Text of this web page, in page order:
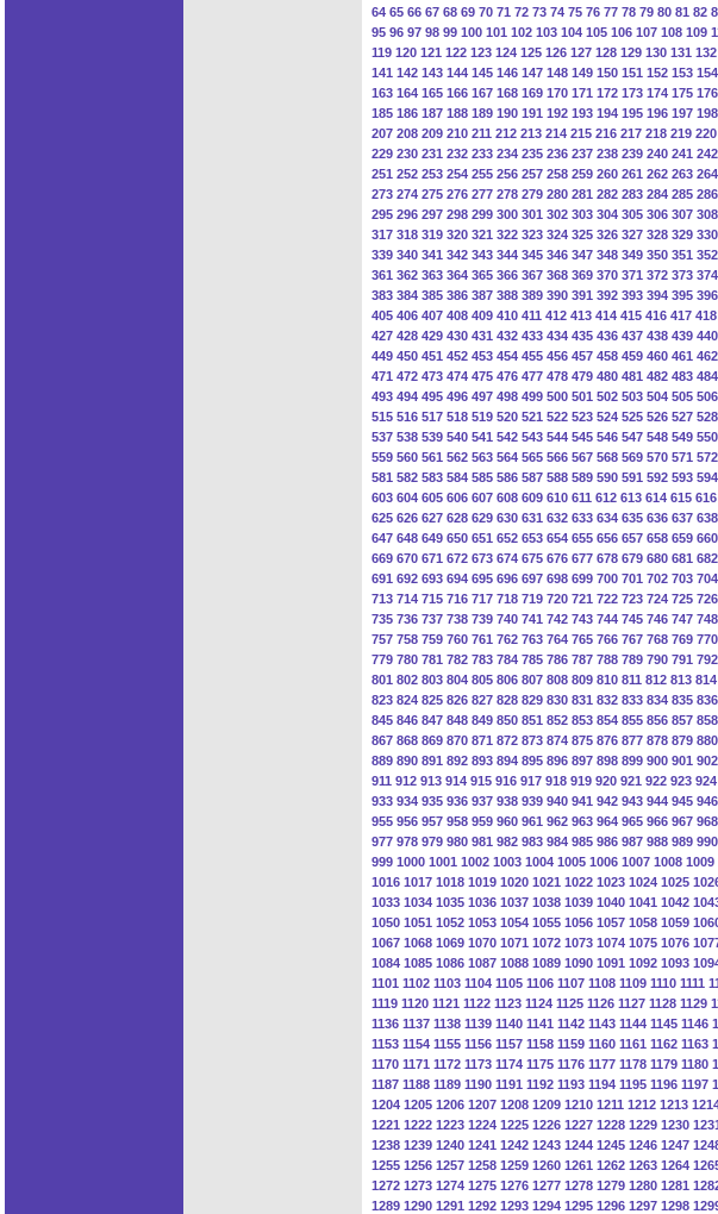
64 65 66 67 68 69 70 71 72 73 74 75 76 77 78 79 80 81 82
95 96 97 98 99 100 101 102 103 104 105 106 107 108 109
119 120 121 122 123 124 125 126 127 128 129 130 131 132
141 142 143 144 145 146 147 148 149 150 151 152 153 154
163 164 165 166 167 168 169 170 171 172 173 174 175 176
185 186 187 188 189 190 191 192 193 194 195 196 197 198
207 208 209 210 211 212 213 214 215 216 217 218 219 220
229 230 231 232 233 234 235 236 237 238 239 240 241 242
251 252 253 254 255 256 257 258 259 260 261 262 263 264
273 274 275 276 277 278 279 280 281 282 283 284 285 286
295 296 297 298 299 300 301 302 303 304 305 306 307 308
317 318 319 320 321 322 323 324 325 326 327 328 329 330
339 340 341 342 343 344 345 346 347 348 349 350 351 352
361 362 363 364 365 366 367 368 369 370 371 372 373 374
383 384 385 386 387 388 389 390 391 392 393 394 395 396
405 406 407 408 409 410 411 412 413 414 415 416 417 418
427 428 429 430 431 432 433 434 435 436 437 438 439 440
449 450 451 452 453 454 455 456 457 458 459 460 461 462
471 472 473 474 475 476 477 478 479 480 481 482 483 484
493 494 495 496 497 498 499 500 501 502 503 504 505 506
515 516 517 518 519 520 521 522 523 524 525 526 527 528
537 538 539 540 541 542 543 544 545 546 547 548 549 550
559 560 561 562 563 564 565 566 567 568 569 570 571 572
581 582 583 584 585 586 587 588 589 590 591 592 593 594
603 604 605 606 607 608 609 610 611 612 613 614 615 616
625 626 627 628 629 630 631 632 633 634 635 636 637 638
647 648 649 650 651 652 653 654 655 656 657 658 659 660
669 670 671 672 673 674 675 676 677 678 679 680 681 682
691 692 693 694 695 696 697 698 699 700 701 702 703 704
713 714 715 716 717 718 719 720 721 722 723 724 725 726
735 736 737 738 739 740 741 742 743 744 745 746 747 748
757 758 759 760 761 762 763 764 765 766 767 768 769 770
779 780 781 782 783 784 785 786 787 788 789 790 791 792
801 802 803 804 805 806 807 808 809 810 811 812 813 814
823 824 825 826 827 828 829 830 831 832 833 834 835 836
845 846 847 848 849 850 851 852 853 854 855 856 857 858
867 868 869 870 871 872 873 874 875 876 877 878 879 880
889 890 891 892 893 894 895 896 897 898 899 900 901 902
911 912 913 914 915 916 917 918 919 920 921 922 923 924
933 934 935 936 937 938 939 940 941 942 943 944 945 946
955 956 957 958 959 960 961 962 963 964 965 966 967 968
977 978 979 980 981 982 983 984 985 986 987 988 989 990
999 1000 1001 1002 1003 1004 1005 1006 1007 1008 1009
1016 1017 1018 1019 1020 1021 1022 1023 1024 1025
1033 1034 1035 1036 1037 1038 1039 1040 1041 1042
1050 1051 1052 1053 1054 1055 1056 1057 1058 1059
1067 1068 1069 1070 1071 1072 1073 1074 1075 1076
1084 1085 1086 1087 1088 1089 1090 1091 1092 1093
1101 1102 1103 1104 1105 1106 1107 1108 1109 1110 1111
1119 1120 1121 1122 1123 1124 1125 1126 1127 1128 1129
1136 1137 1138 1139 1140 1141 1142 1143 1144 1145 1146
1153 1154 1155 1156 1157 1158 1159 1160 1161 1162 1163
1170 1171 1172 1173 1174 1175 1176 1177 1178 1179 1180
1187 1188 1189 1190 1191 1192 1193 1194 1195 1196 1197
1204 1205 1206 1207 1208 1209 1210 1211 1212 1213
1221 1222 1223 1224 1225 1226 1227 1228 1229 1230
1238 1239 1240 1241 1242 1243 1244 1245 1246 1247
1255 1256 1257 1258 1259 1260 1261 1262 1263 1264
1272 1273 1274 1275 1276 1277 1278 1279 1280 1281
1289 1290 1291 1292 1293 1294 1295 1296 1297 1298